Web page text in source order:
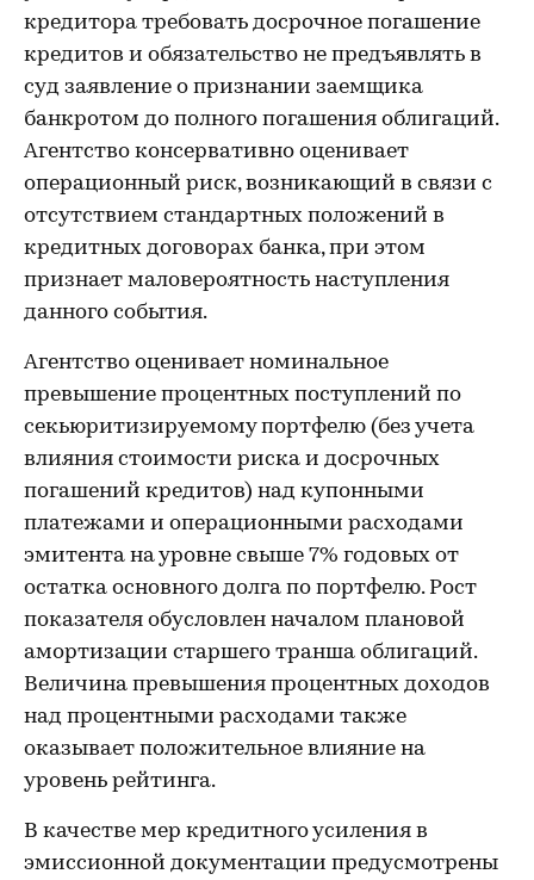
кредитора требовать досрочное погашение
кредитов и обязательство не предъявлять в
суд заявление о признании заемщика
банкротом до полного погашения облигаций.
Агентство консервативно оценивает
операционный риск, возникающий в связи с
отсутствием стандартных положений в
кредитных договорах банка, при этом
признает маловероятность наступления
данного события.
Агентство оценивает номинальное
превышение процентных поступлений по
секьюритизируемому портфелю (без учета
влияния стоимости риска и досрочных
погашений кредитов) над купонными
платежами и операционными расходами
эмитента на уровне свыше 7% годовых от
остатка основного долга по портфелю. Рост
показателя обусловлен началом плановой
амортизации старшего транша облигаций.
Величина превышения процентных доходов
над процентными расходами также
оказывает положительное влияние на
уровень рейтинга.
В качестве мер кредитного усиления в
эмиссионной документации предусмотрены